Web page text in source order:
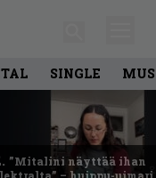
SINGLE
”Mitalini näyttää ihan